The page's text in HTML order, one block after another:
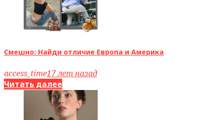
Смешно: Найди отличие Европа и Америка
access_time17 лет назад
Читать далее